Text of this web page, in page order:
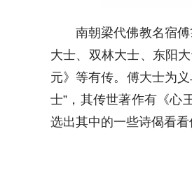
南朝梁代佛教名宿
大士、双林大士、东阳
元》等有传。傅大士为
士”，其传世著作有《心
选出其中的一些诗偈看看